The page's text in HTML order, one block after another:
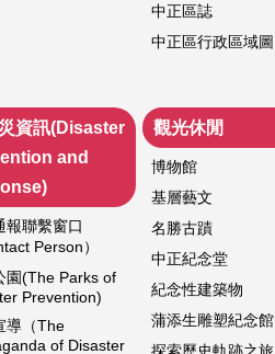
中正區誌
中正區行政區域圖
資訊(Disaster
and
報聯繫窗口
Person）
園(The Parks of
Prevention)
導（The
of Disaster
觀光休閒
博物館
基層藝文
名勝古蹟
中正紀念堂
紀念性建築物
蒲添生雕塑紀念館
探索歷史軌跡之旅